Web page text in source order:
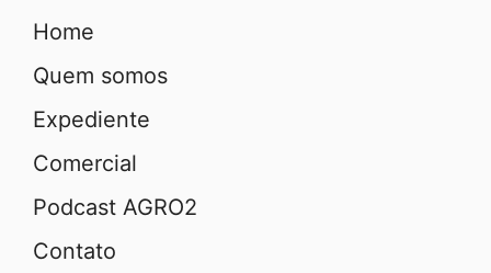
Home
Quem somos
Expediente
Comercial
Podcast AGRO2
Contato